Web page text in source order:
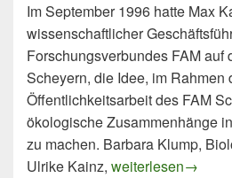
Im September 1996 hatte Max
wissenschaftlicher
Forschungsverbundes FAM auf
Scheyern, die Idee, im Rahmen
Öffentlichkeitsarbeit des FAM
ökologische Zusammenhänge
zu machen. Barbara Klump,
Ulrike Kainz, Historie des
weiterlesen→